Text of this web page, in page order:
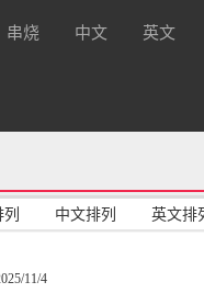
串烧 中文 英文
中文排列 英文排
11/4